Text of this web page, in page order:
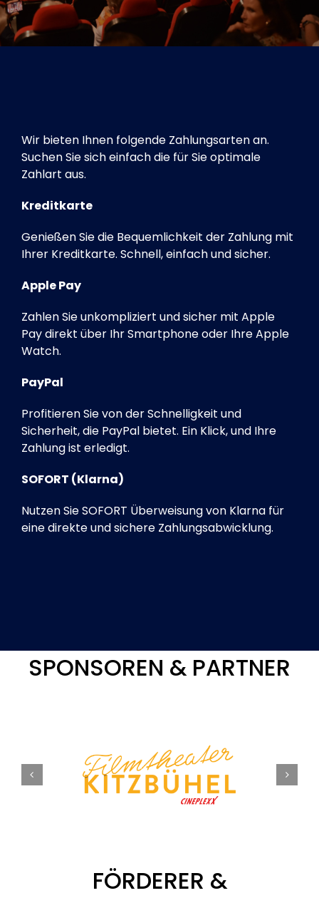
Tickets
Kurier Romy 2026
Wir bieten Ihnen folgende Zahlungsarten an.
Suchen Sie sich einfach die für Sie optimale
Zahlart aus.
Kreditkarte
Genießen Sie die Bequemlichkeit der Zahlung mit
Ihrer Kreditkarte. Schnell, einfach und sicher.
Apple Pay
Zahlen Sie unkompliziert und sicher mit Apple
Pay direkt über Ihr Smartphone oder Ihre Apple
Watch.
PayPal
Profitieren Sie von der Schnelligkeit und
Sicherheit, die PayPal bietet. Ein Klick, und Ihre
Zahlung ist erledigt.
SOFORT (Klarna)
Nutzen Sie SOFORT Überweisung von Klarna für
eine direkte und sichere Zahlungsabwicklung.
SPONSOREN & PARTNER
FÖRDERER &